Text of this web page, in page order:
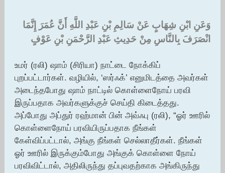
وَعَنِ ابْنِ شِهَابٍ عَنْ سَالِمِ بْنِ عَبْدِ اللَّهِ أَنَّ عُمَرَ إِنَّمَا
انْصَرَفَ بِالنَّاسِ مِنْ حَدِيثِ عَبْدِ الرَّحْمَنِ بْنِ عَوْفٍ
உமர் (ரலி) ஷாம் (சிரியா) நாட்டை நோக்கிப்
புறப்பட்டார்கள். வழியில், ‘ஸர்ஃக்’ எனுமிடத்தை அவர்கள்
அடைந்தபோது ஷாம் நாட்டில் கொள்ளைநோய் பரவி
இருப்பதாக அவர்களுக்குச் செய்தி கிடைத்தது.
அப்போது அப்துர் ரஹ்மான் பின் அவ்ஃபு (ரலி), “ஓர் ஊரில்
கொள்ளைநோய் பரவியிருப்பதாக நீங்கள்
கேள்விப்பட்டால், அங்கு நீங்கள் செல்லாதீர்கள். நீங்கள்
ஓர் ஊரில் இருக்கும்போது அங்குக் கொள்ளை நோய்
பரவிவிட்டால், அதிலிருந்து தப்புவதற்காக அங்கிருந்து